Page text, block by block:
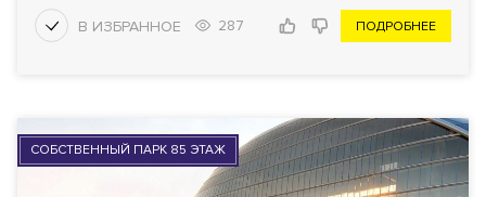
287 ПОДРОБНЕЕ
СОБСТВЕННЫЙ ПАРК 85 ЭТАЖ